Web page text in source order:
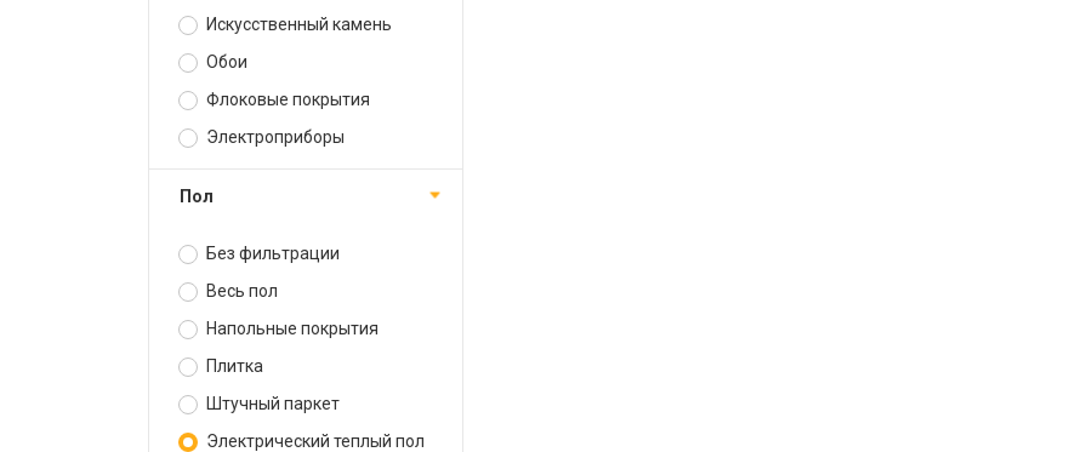
Искусственный камень
Обои
Флоковые покрытия
Электроприборы
Пол
Без фильтрации
Весь пол
Напольные покрытия
Плитка
Штучный паркет
Электрический теплый пол